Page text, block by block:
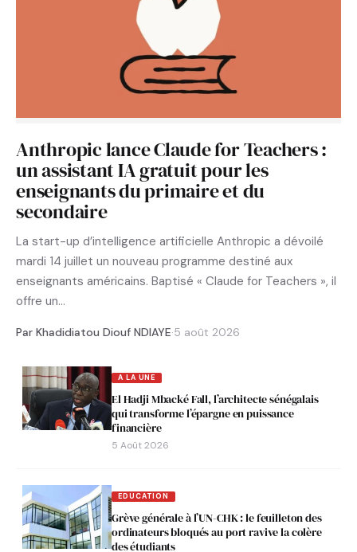
Anthropic lance Claude for Teachers :
un assistant IA gratuit pour les
enseignants du primaire et du
secondaire
La start-up d’intelligence artificielle Anthropic a dévoilé
mardi 14 juillet un nouveau programme destiné aux
enseignants américains. Baptisé « Claude for Teachers », il
offre un…
Par Khadidiatou Diouf NDIAYE·5 août 2026
A LA UNE
El Hadji Mbacké Fall, l’architecte sénégalais
qui transforme l’épargne en puissance
financière
5 Août 2026
EDUCATION
Grève générale à l’UN-CHK : le feuilleton des
ordinateurs bloqués au port ravive la colère
des étudiants